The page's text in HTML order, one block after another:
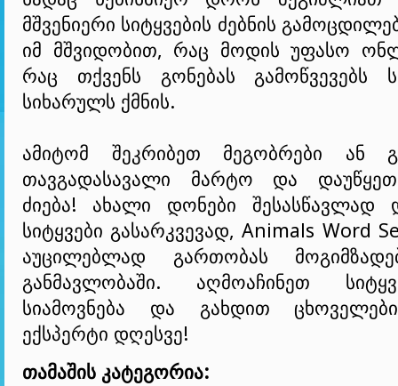
მშვენიერი სიტყვების ძებნის
იმ მშვიდობით, რაც მოდის უფასო
რაც თქვენს გონებას გამოწვევებს
სიხარულს ქმნის.
ამიტომ შეკრიბეთ მეგობრები ან
თავგადასავალი მარტო და
ძიება! ახალი დონები
სიტყვები გასარკვევად, Animals Word
აუცილებლად გართობას
განმავლობაში. აღმოაჩინეთ
სიამოვნება და გახდით
ექსპერტი დღესვე!
თამაშის კატეგორია: